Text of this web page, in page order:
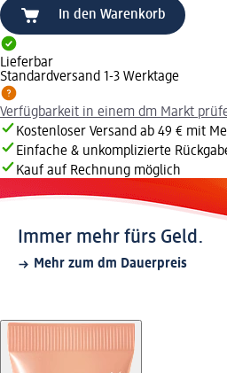
In den Warenkorb
Lieferbar
Standardversand 1-3 Werktage
Verfügbarkeit in einem dm Markt
Kostenloser Versand ab 49 € mit
Einfache & unkomplizierte
Kauf auf Rechnung möglich
Immer mehr fürs Geld.
Mehr zum dm Dauerpreis